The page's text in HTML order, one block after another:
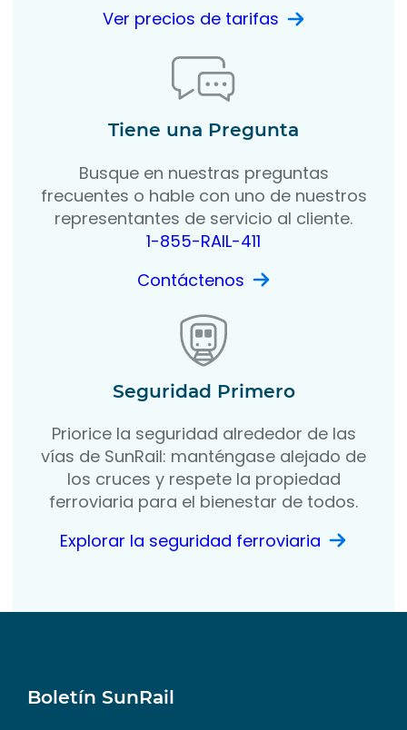
Ver precios de tarifas
Tiene una Pregunta
Busque en nuestras preguntas
frecuentes o hable con uno de nuestros
representantes de servicio al cliente.
1-855-RAIL-411
Contáctenos
Seguridad Primero
Priorice la seguridad alrededor de las
vías de SunRail: manténgase alejado de
los cruces y respete la propiedad
ferroviaria para el bienestar de todos.
Explorar la seguridad ferroviaria
Boletín SunRail